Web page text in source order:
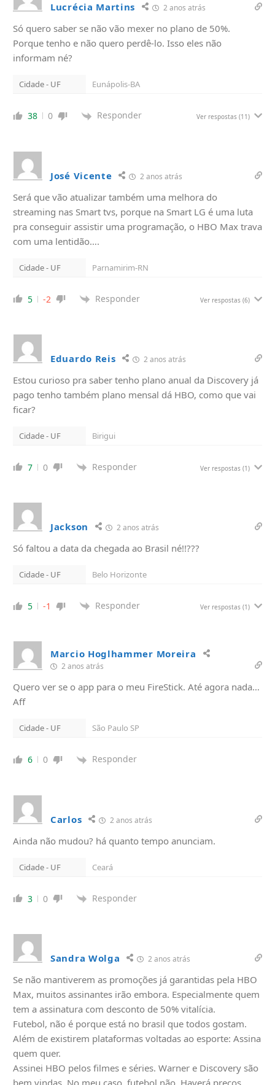
Lucrécia Martins 2 anos atrás
Só quero saber se não vão mexer no plano de 50%.
Porque tenho e não quero perdê-lo. Isso eles não
informam né?
Cidade - UF Eunápolis-BA
38 0 Responder Ver respostas (11)
José Vicente 2 anos atrás
Será que vão atualizar também uma melhora do
streaming nas Smart tvs, porque na Smart LG é uma luta
pra conseguir assistir uma programação, o HBO Max trava
com uma lentidão….
Cidade - UF Parnamirim-RN
5 -2 Responder Ver respostas (6)
Eduardo Reis 2 anos atrás
Estou curioso pra saber tenho plano anual da Discovery já
pago tenho também plano mensal dá HBO, como que vai
ficar?
Cidade - UF Birigui
7 0 Responder Ver respostas (1)
Jackson 2 anos atrás
Só faltou a data da chegada ao Brasil né!!???
Cidade - UF Belo Horizonte
5 -1 Responder Ver respostas (1)
Marcio Hoglhammer Moreira
2 anos atrás
Quero ver se o app para o meu FireStick. Até agora nada…
Aff
Cidade - UF São Paulo SP
6 0 Responder
Carlos 2 anos atrás
Ainda não mudou? há quanto tempo anunciam.
Cidade - UF Ceará
3 0 Responder
Sandra Wolga 2 anos atrás
Se não mantiverem as promoções já garantidas pela HBO
Max, muitos assinantes irão embora. Especialmente quem
tem a assinatura com desconto de 50% vitalícia.
Futebol, não é porque está no brasil que todos gostam.
Além de existirem plataformas voltadas ao esporte: Assina
quem quer.
Assinei HBO pelos filmes e séries. Warner e Discovery são
bem vindas. No meu caso, futebol não. Haverá preços